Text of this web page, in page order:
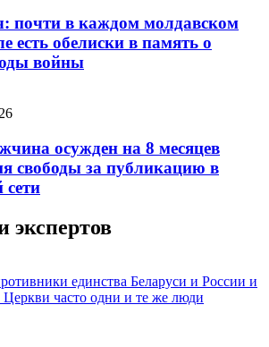
почти в каждом молдавском
есть обелиски в память о
войны
осужден на 8 месяцев
свободы за публикацию в
сети
экспертов
единства Беларуси и России и
часто одни и те же люди